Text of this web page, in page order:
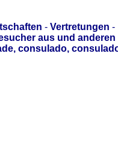
- Vertretungen -
aus und
consulado,